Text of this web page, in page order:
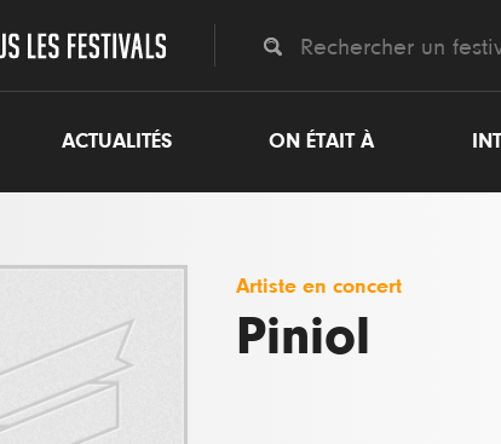
ACTUALITÉS ON ÉTAIT À
Artiste en concert
Piniol